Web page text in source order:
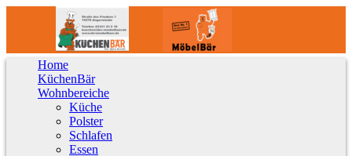
Home
KüchenBär
Wohnbereiche
Küche
Polster
Schlafen
Essen